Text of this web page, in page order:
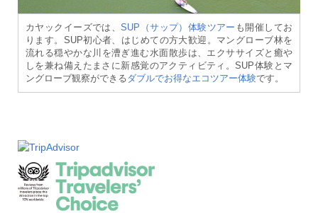
カヤックイーズでは、SUP（サップ）体験ツアー も開催してお
ります。SUP初心者、はじめての方大歓迎。マングローブ林を
流れる穏やかな川を漕ぎ進む水面散歩は、エクササイズと癒や
しを兼ね備えたまさに新感覚のアクティビティ。SUP体験とマ
ングローブ観察ができるダブルでお得なエコツアー体験です。